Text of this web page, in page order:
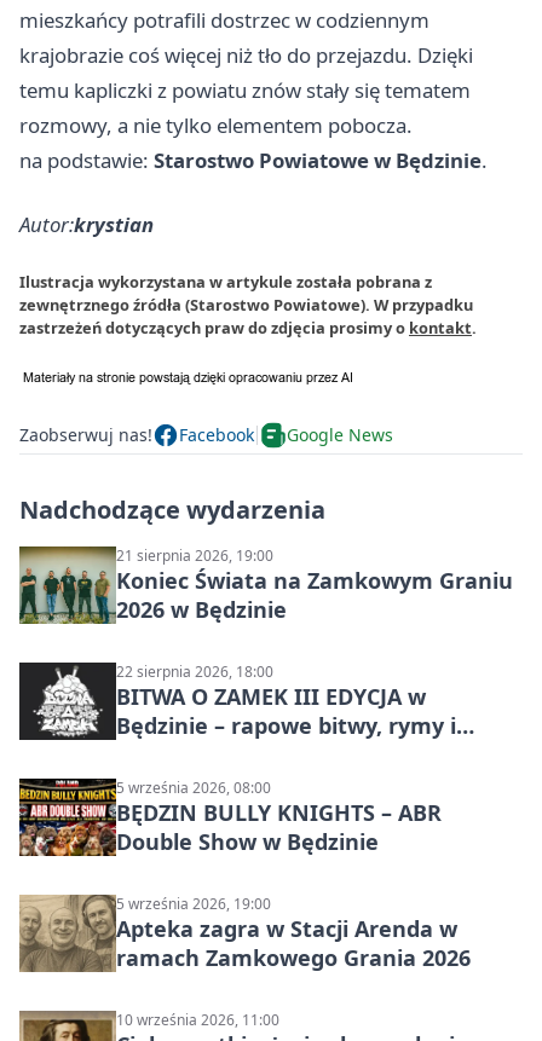
mieszkańcy potrafili dostrzec w codziennym
krajobrazie coś więcej niż tło do przejazdu. Dzięki
temu kapliczki z powiatu znów stały się tematem
rozmowy, a nie tylko elementem pobocza.
na podstawie: Starostwo Powiatowe w Będzinie.
Autor:krystian
Ilustracja wykorzystana w artykule została pobrana z
zewnętrznego źródła (Starostwo Powiatowe). W przypadku
zastrzeżeń dotyczących praw do zdjęcia prosimy o kontakt.
Zaobserwuj nas! Facebook Google News
Nadchodzące wydarzenia
21 sierpnia 2026, 19:00
Koniec Świata na Zamkowym Graniu
2026 w Będzinie
22 sierpnia 2026, 18:00
BITWA O ZAMEK III EDYCJA w
Będzinie – rapowe bitwy, rymy i
5 września 2026, 08:00
BĘDZIN BULLY KNIGHTS – ABR
Double Show w Będzinie
5 września 2026, 19:00
Apteka zagra w Stacji Arenda w
ramach Zamkowego Grania 2026
10 września 2026, 11:00